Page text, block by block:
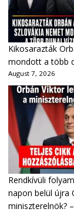
Kikosarazták
mondott a több
August 7, 2026
Rendkívüli
napon belül újra
miniszterelnök?